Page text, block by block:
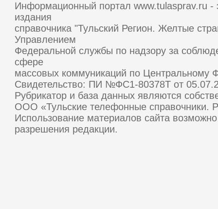
Информационный портал www.tulasprav.ru -
издания
справочника "Тульский Регион. Желтые
Управлением
Федеральной службы по надзору за
сфере
массовых коммуникаций по Центральному
Свидетельство: ПИ №ФС1-80378Т от
Рубрикатор и база данных являются
ООО «Тульские телефонные справочники.
Использование материалов сайта
разрешения редакции.